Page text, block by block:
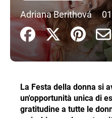
Adriana Berithová
La Festa della donna si
un'opportunità unica di
gratitudine a tutte le
n
d
?